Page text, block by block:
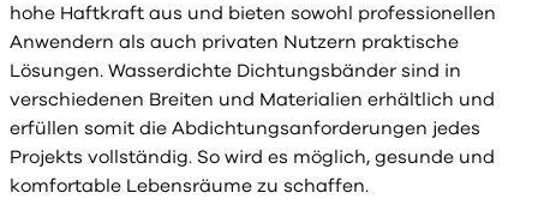
hohe Haftkraft aus und bieten sowohl professionellen
Anwendern als auch privaten Nutzern praktische
Lösungen. Wasserdichte Dichtungsbänder sind in
verschiedenen Breiten und Materialien erhältlich und
erfüllen somit die Abdichtungsanforderungen jedes
Projekts vollständig. So wird es möglich, gesunde und
komfortable Lebensräume zu schaffen.